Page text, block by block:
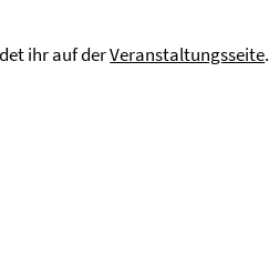
ihr auf derVeranstaltungsseite.